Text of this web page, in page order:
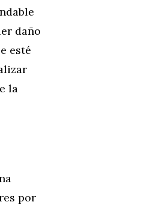
daño
esté
la
por